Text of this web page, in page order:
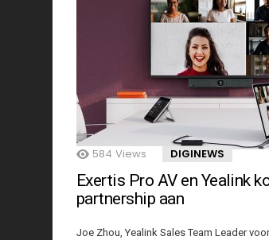
584 Views DIGINEWS
Exertis Pro AV en Yealink
partnership aan
Joe Zhou, Yealink Sales Team Leader